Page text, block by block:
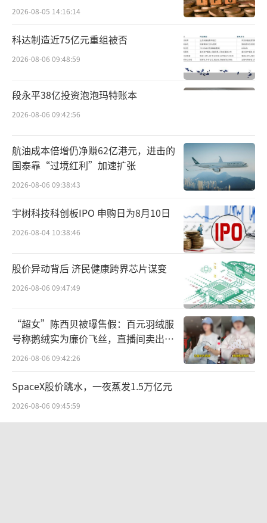
2026-08-05 14:16:14
科达制造近75亿元重组被否
2026-08-06 09:48:59
段永平38亿投资泡泡玛特账本
2026-08-06 09:42:56
航油成本倍增仍净赚62亿港元，进击的
国泰靠“过境红利”加速扩张
2026-08-06 09:38:43
宇树科技科创板IPO 申购日为8月10日
2026-08-04 10:38:46
股价异动背后 济民健康跨界芯片谋变
2026-08-06 09:47:49
“超女”陈西贝被曝售假：百元羽绒服
号称鹅绒实为廉价飞丝，直播间卖出超
百万元
2026-08-06 09:42:26
SpaceX股价跳水，一夜蒸发1.5万亿元
2026-08-06 09:45:59